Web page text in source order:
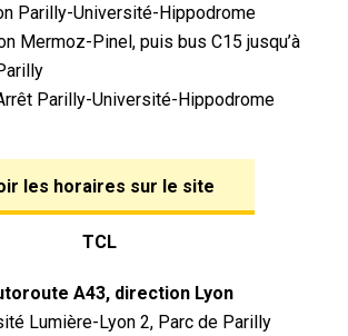
Parilly-Université-Hippodrome
Mermoz-Pinel, puis bus C15 jusqu’à
Parilly-Université-Hippodrome
les horaires sur le site
TCL
A43, direction Lyon
Lumière-Lyon 2, Parc de Parilly